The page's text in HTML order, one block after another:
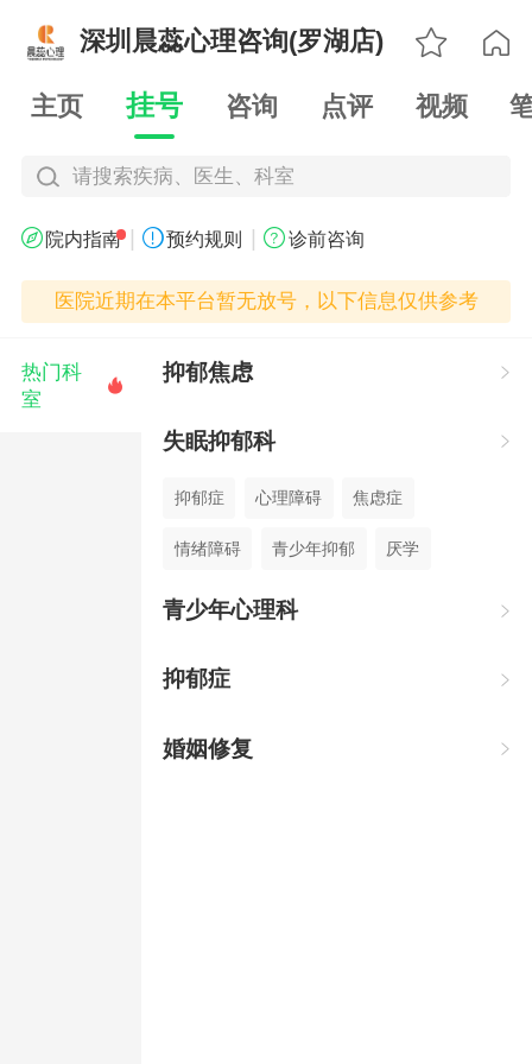
深圳晨蕊心理咨询(罗湖店)  
主页 挂号 咨询 点评 视频
请搜索疾病、医生、科室
 院内指南 预约规则 诊前咨询
医院近期在本平台暂无放号，以下信息仅供参考
热门科
室

抑郁焦虑 
失眠抑郁科 
抑郁症 心理障碍 焦虑症
情绪障碍 青少年抑郁 厌学
焦虑状态 儿童青少年心理行为障碍
精神障碍
青少年心理科 
抑郁症 
婚姻修复 